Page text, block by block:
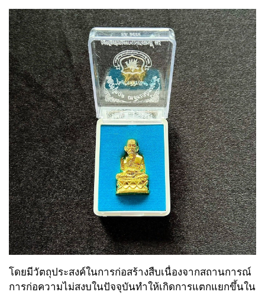
โดยมีวัตถุประสงค์ในการก่อสร้างสืบเนื่องจากสถานการณ์
การก่อความไม่สงบในปัจจุบันทำให้เกิดการแตกแยกขึ้นใน